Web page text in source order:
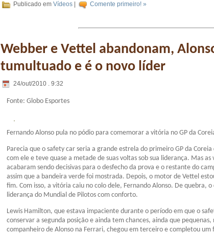
Publicado em Vídeos Comente primeiro! »
Webber e Vettel abandonam,
tumultuado e é o novo líder
24/out/2010 . 9:32
Fonte: Globo Esportes
Fernando Alonso pula no pódio para comemorar a vitória no GP da
Parecia que o safety car seria a grande estrela do primeiro GP da
com ele e teve quase a metade de suas voltas sob sua liderança. Mas
acabaram sendo decisivas para o desfecho da prova e o restante do
assim que a bandeira verde foi mostrada. Depois, o motor de Vettel
fim. Com isso, a vitória caiu no colo dele, Fernando Alonso. De quebra,
liderança do Mundial de Pilotos com conforto.
Lewis Hamilton, que estava impaciente durante o período em que o
conservar a segunda posição e ainda tem chances, ainda que
companheiro de Alonso na Ferrari, chegou em terceiro e completou um